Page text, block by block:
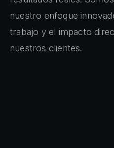
nuestro enfoque
trabajo y el impacto
nuestros clientes.